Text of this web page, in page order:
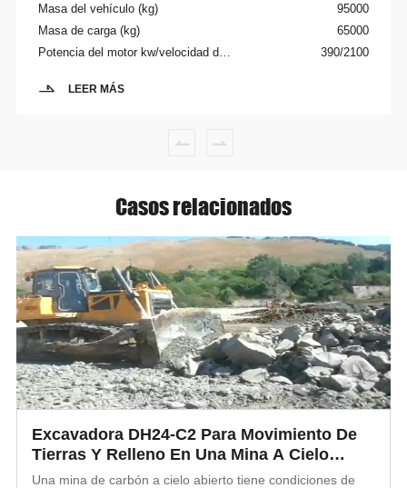
Masa del vehículo (kg)
95000
Masa de carga (kg)
65000
Potencia del motor kw/velocidad de rotación rpm
390/2100
LEER MÁS
Casos relacionados
Excavadora DH24-C2 Para Movimiento De
Tierras Y Relleno En Una Mina A Cielo
Abierto
Una mina de carbón a cielo abierto tiene condiciones de